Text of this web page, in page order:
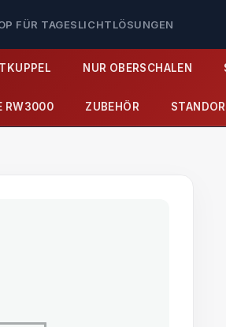
FÜR TAGESLICHTLÖSUNGEN
NUR OBERSCHALEN
RW3000 ZUBEHÖR